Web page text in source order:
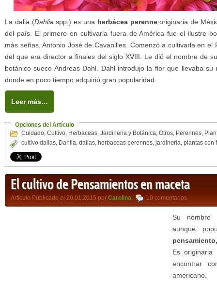
La dalia (Dahlia spp.) es una herbácea perenneoriginaria de
del país. El primero en cultivarla fuera de América fue el ilustre
más señas, Antonio José de Cavanilles. Comenzó a cultivarla en
del que era director a finales del siglo XVIII. Le dió el nombre de
botánico sueco Andreas Dahl. Dahl introdujo la flor que llevaba
donde en poco tiempo adquirió gran popularidad.
Leer más…
Opciones del Artículo
Cuidado, Cultivo, Herbaceas, Jardineria y Botánica, Otros, Perennes,
cultivo dalias, Dahlia, dalias, herbaceas perennes, jardineria, plantas con
El cultivo de Pensamientos en maceta
Artículo Publicado el 20.01.2015 por Carolina, 10 comentarios
Su
aunque
Es
encontrar
americano.